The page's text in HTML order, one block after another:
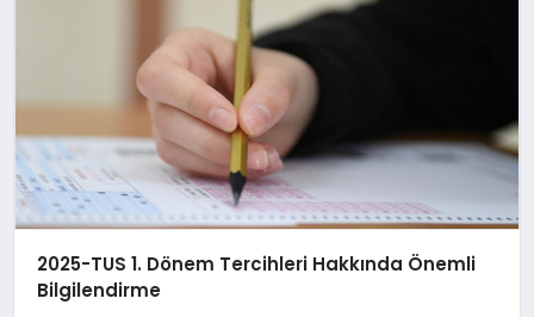
2025-TUS 1. Dönem Tercihleri Hakkında Önemli
Bilgilendirme